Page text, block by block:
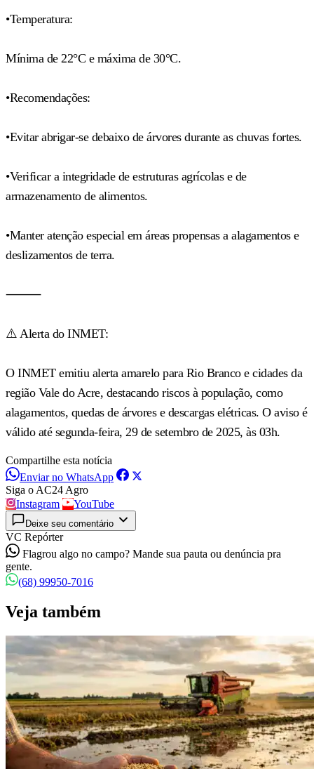
•Temperatura:
Mínima de 22°C e máxima de 30°C.
•Recomendações:
•Evitar abrigar-se debaixo de árvores durante as chuvas fortes.
•Verificar a integridade de estruturas agrícolas e de
armazenamento de alimentos.
•Manter atenção especial em áreas propensas a alagamentos e
deslizamentos de terra.
⸻
⚠️ Alerta do INMET:
O INMET emitiu alerta amarelo para Rio Branco e cidades da
região Vale do Acre, destacando riscos à população, como
alagamentos, quedas de árvores e descargas elétricas. O aviso é
válido até segunda-feira, 29 de setembro de 2025, às 03h.
Compartilhe esta notícia
Enviar no WhatsApp
Siga o AC24 Agro
Instagram
YouTube
Deixe seu comentário
VC Repórter
Flagrou algo no campo? Mande sua pauta ou denúncia pra
gente.
(68) 99950-7016
Veja também